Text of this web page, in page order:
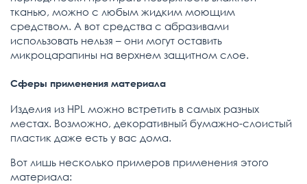
тканью, можно с любым жидким моющим
средством. А вот средства с абразивами
использовать нельзя – они могут оставить
микроцарапины на верхнем защитном слое.
Сферы применения материала
Изделия из HPL можно встретить в самых разных
местах. Возможно, декоративный бумажно-слоистый
пластик даже есть у вас дома.
Вот лишь несколько примеров применения этого
материала: